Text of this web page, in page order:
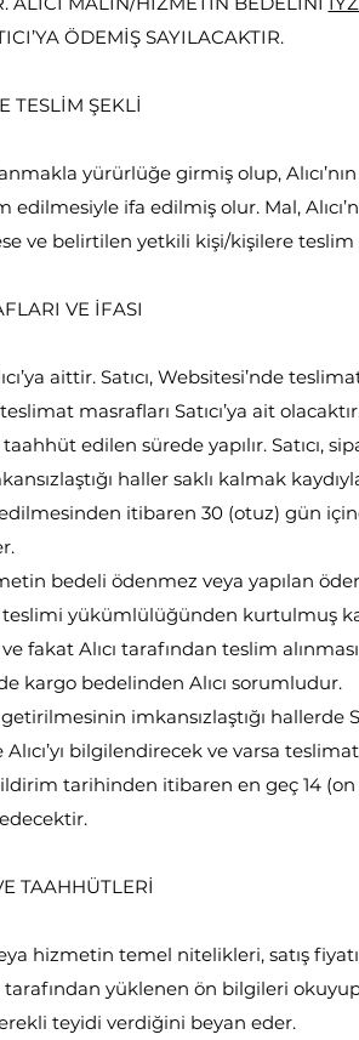
ÖDEMİŞ SAYILACAKTIR.
TESLİM ŞEKLİ
yürürlüğe girmiş olup, Alıcı’nın
ifa edilmiş olur. Mal,
ve belirtilen yetkili kişi/kişilere
VE İFASI
aittir. Satıcı, Websitesi’nde
masrafları Satıcı’ya ait
edilen sürede yapılır. Satıcı,
haller saklı kalmak
itibaren 30 (otuz) gün
bedeli ödenmez veya yapılan
teslimi yükümlülüğünden kurtulmuş
fakat Alıcı tarafından teslim
kargo bedelinden Alıcı sorumludur.
imkansızlaştığı hallerde
bilgilendirecek ve varsa
tarihinden itibaren en geç 14
TAAHHÜTLERİ
hizmetin temel nitelikleri, satış
yüklenen ön bilgileri
teyidi verdiğini beyan eder.